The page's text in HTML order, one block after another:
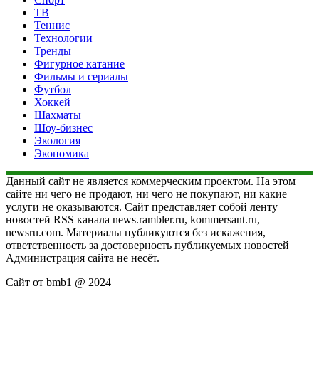
ТВ
Теннис
Технологии
Тренды
Фигурное катание
Фильмы и сериалы
Футбол
Хоккей
Шахматы
Шоу-бизнес
Экология
Экономика
Данный сайт не является коммерческим проектом. На этом
сайте ни чего не продают, ни чего не покупают, ни какие
услуги не оказываются. Сайт представляет собой ленту
новостей RSS канала news.rambler.ru, kommersant.ru,
newsru.com. Материалы публикуются без искажения,
ответственность за достоверность публикуемых новостей
Администрация сайта не несёт.
Сайт от bmb1 @ 2024